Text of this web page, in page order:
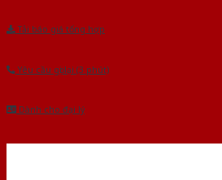
Tải báo giá tổng hợp
Yêu cầu gọi lại (3 phút)
Dành cho đại lý